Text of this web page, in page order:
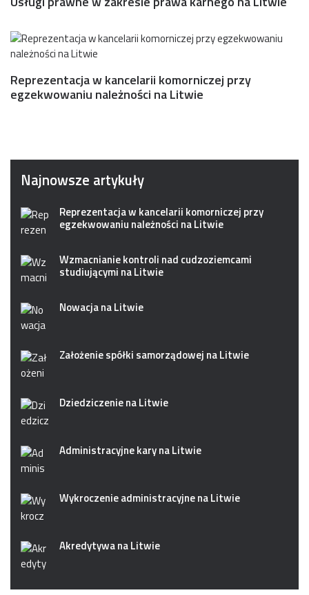
Reprezentacja w kancelarii komorniczej przy
egzekwowaniu należności na Litwie
Najnowsze artykuły
Reprezentacja w kancelarii komorniczej przy
egzekwowaniu należności na Litwie
Wzmacnianie kontroli nad cudzoziemcami
studiującymi na Litwie
Nowacja na Litwie
Założenie spółki samorządowej na Litwie
Dziedziczenie na Litwie
Administracyjne kary na Litwie
Wykroczenie administracyjne na Litwie
Akredytywa na Litwie